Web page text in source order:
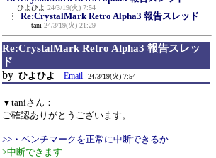
ひよひよ 24/3/19(火) 7:54
Re:CrystalMark Retro Alpha3 報告スレッド
tani 24/3/19(火) 21:29
Re:CrystalMark Retro Alpha3 報告スレッ
ド
by ひよひよ Email 24/3/19(火) 7:54
▼taniさん：
ご確認ありがとうございます。
>>・ベンチマークを正常に中断できるか
>中断できます